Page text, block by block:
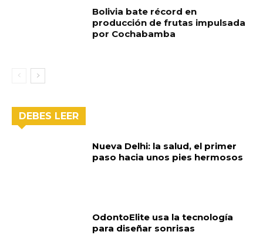
Bolivia bate récord en
producción de frutas impulsada
por Cochabamba
DEBES LEER
Nueva Delhi: la salud, el primer
paso hacia unos pies hermosos
OdontoElite usa la tecnología
para diseñar sonrisas